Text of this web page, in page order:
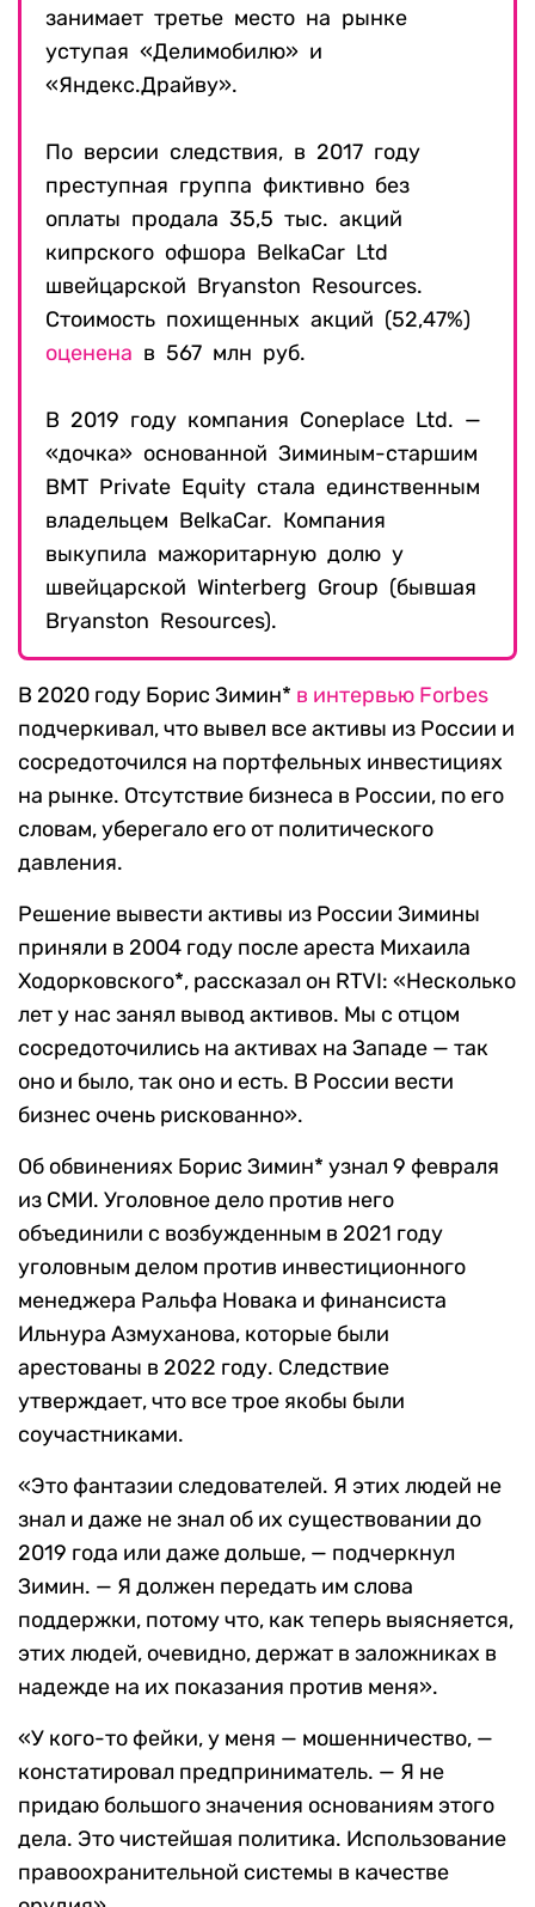
занимает третье место на рынке
уступая «Делимобилю» и
«Яндекс.Драйву».
По версии следствия, в 2017 году
преступная группа фиктивно без
оплаты продала 35,5 тыс. акций
кипрского офшора BelkaCar Ltd
швейцарской Bryanston Resources.
Стоимость похищенных акций (52,47%)
оценена в 567 млн руб.
В 2019 году компания Coneplace Ltd. —
«дочка» основанной Зиминым-старшим
BMT Private Equity стала единственным
владельцем BelkaCar. Компания
выкупила мажоритарную долю у
швейцарской Winterberg Group (бывшая
Bryanston Resources).
В 2020 году Борис Зимин* в интервью Forbes
подчеркивал, что вывел все активы из России и
сосредоточился на портфельных инвестициях
на рынке. Отсутствие бизнеса в России, по его
словам, уберегало его от политического
давления.
Решение вывести активы из России Зимины
приняли в 2004 году после ареста Михаила
Ходорковского*, рассказал он RTVI: «Несколько
лет у нас занял вывод активов. Мы с отцом
сосредоточились на активах на Западе — так
оно и было, так оно и есть. В России вести
бизнес очень рискованно».
Об обвинениях Борис Зимин* узнал 9 февраля
из СМИ. Уголовное дело против него
объединили с возбужденным в 2021 году
уголовным делом против инвестиционного
менеджера Ральфа Новака и финансиста
Ильнура Азмуханова, которые были
арестованы в 2022 году. Следствие
утверждает, что все трое якобы были
соучастниками.
«Это фантазии следователей. Я этих людей не
знал и даже не знал об их существовании до
2019 года или даже дольше, — подчеркнул
Зимин. — Я должен передать им слова
поддержки, потому что, как теперь выясняется,
этих людей, очевидно, держат в заложниках в
надежде на их показания против меня».
«У кого-то фейки, у меня — мошенничество, —
констатировал предприниматель. — Я не
придаю большого значения основаниям этого
дела. Это чистейшая политика. Использование
правоохранительной системы в качестве